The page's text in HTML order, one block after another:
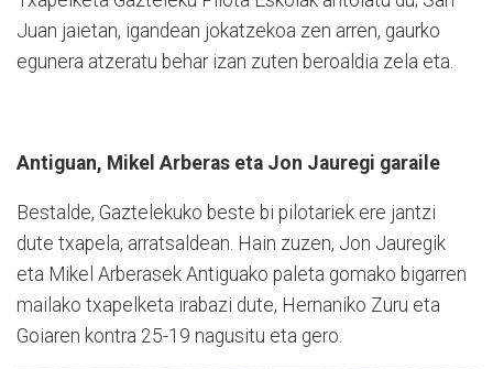
Juan jaietan, igandean jokatzekoa zen arren, gaurko
egunera atzeratu behar izan zuten beroaldia zela eta.
Antiguan, Mikel Arberas eta Jon Jauregi garaile
Bestalde, Gaztelekuko beste bi pilotariek ere jantzi
dute txapela, arratsaldean. Hain zuzen, Jon Jauregik
eta Mikel Arberasek Antiguako paleta gomako bigarren
mailako txapelketa irabazi dute, Hernaniko Zuru eta
Goiaren kontra 25-19 nagusitu eta gero.